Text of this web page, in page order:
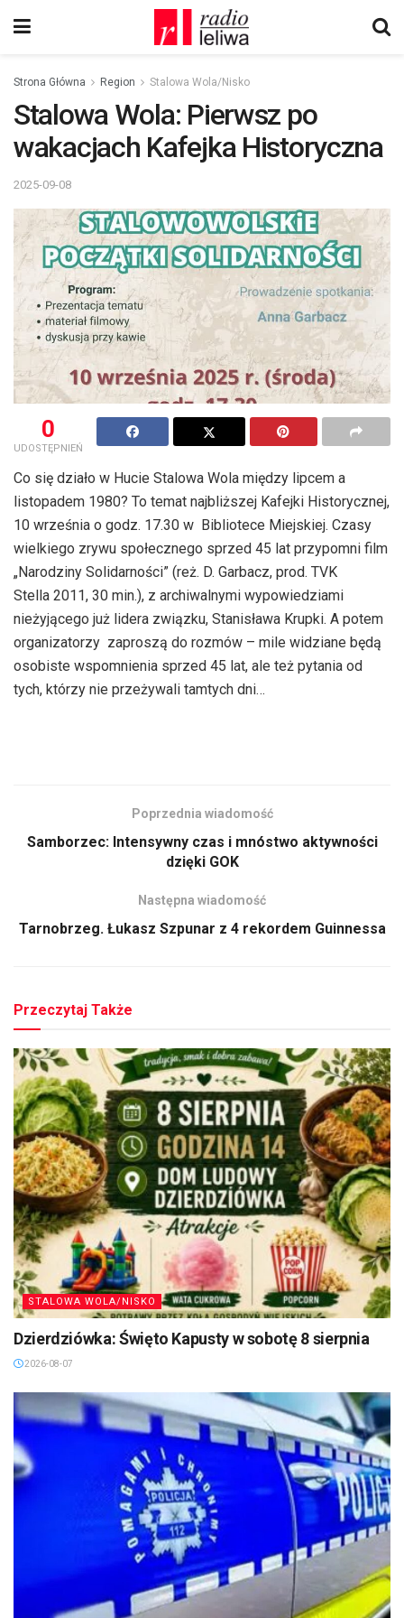
Strona Główna Region Stalowa Wola/Nisko
Stalowa Wola: Pierwsz po
wakacjach Kafejka Historyczna
2025-09-08
0
UDOSTĘPNIEŃ
Co się działo w Hucie Stalowa Wola między lipcem a
listopadem 1980? To temat najbliższej Kafejki Historycznej,
10 września o godz. 17.30 w Bibliotece Miejskiej. Czasy
wielkiego zrywu społecznego sprzed 45 lat przypomni film
„Narodziny Solidarności” (reż. D. Garbacz, prod. TVK
Stella 2011, 30 min.), z archiwalnymi wypowiedziami
nieżyjącego już lidera związku, Stanisława Krupki. A potem
organizatorzy zaproszą do rozmów – mile widziane będą
osobiste wspomnienia sprzed 45 lat, ale też pytania od
tych, którzy nie przeżywali tamtych dni…
Poprzednia wiadomość
Samborzec: Intensywny czas i mnóstwo aktywności
dzięki GOK
Następna wiadomość
Tarnobrzeg. Łukasz Szpunar z 4 rekordem Guinnessa
Przeczytaj Także
STALOWA WOLA/NISKO
Dzierdziówka: Święto Kapusty w sobotę 8 sierpnia
2026-08-07